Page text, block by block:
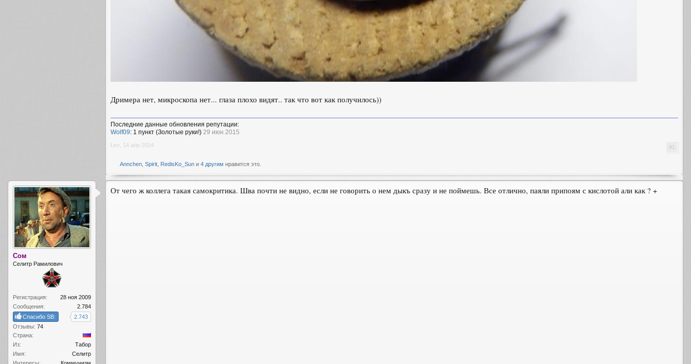
Дримера нет, микроскопа нет... глаза плохо видят.. так что вот как получилось))
Последние данные обновления репутации:
Wolf09: 1 пункт (Золотые руки!) 29 июн 2015
Lev 14 апр 2014 #1
Annchen Spirit RedisKo_Sun и 4 другим нравится это.
Сом
Селитр Рамилович
Регистрация:
28 ноя 2009
Сообщения:
2.784
Спасибо SB:
2.743
Отзывы: 74
Страна:
Из:
Табор
Имя:
Селитр
От чего ж коллега такая самокритика. Шва почти не видно, если не говорить о нем дыкъ сразу и не поймешь. Все отлично, паяли припоям с кислотой али как ? +